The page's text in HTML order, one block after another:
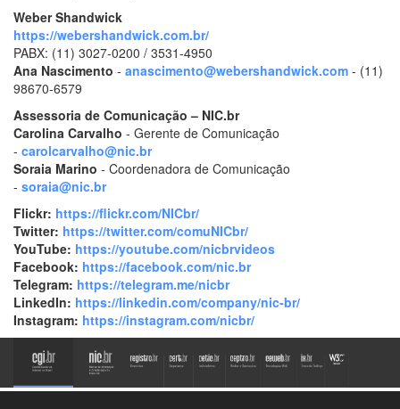
Weber Shandwick
https://webershandwick.com.br/
PABX: (11) 3027-0200 / 3531-4950
Ana Nascimento - anascimento@webershandwick.com - (11)
98670-6579
Assessoria de Comunicação – NIC.br
Carolina Carvalho - Gerente de Comunicação
- carolcarvalho@nic.br
Soraia Marino - Coordenadora de Comunicação
- soraia@nic.br
Flickr: https://flickr.com/NICbr/
Twitter: https://twitter.com/comuNICbr/
YouTube: https://youtube.com/nicbrvideos
Facebook: https://facebook.com/nic.br
Telegram: https://telegram.me/nicbr
LinkedIn: https://linkedin.com/company/nic-br/
Instagram: https://instagram.com/nicbr/